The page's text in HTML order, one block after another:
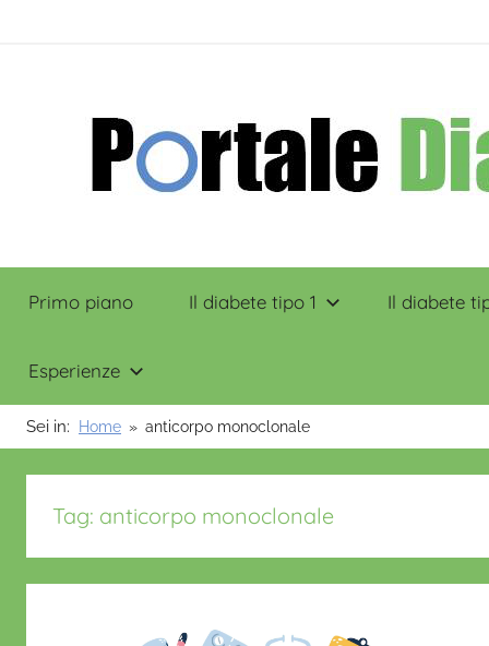
Portale
Diabete
Primo piano Il diabete tipo 1 Il diabete
Esperienze
Sei in: Home anticorpo monoclonale
Tag: anticorpo monoclonale